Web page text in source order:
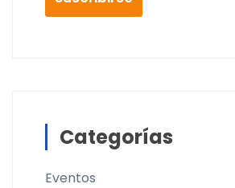
Categorías
Eventos